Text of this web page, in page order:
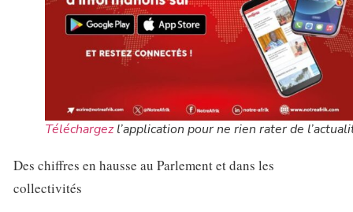
Téléchargezl’application pour ne rien rater de
Des chiffres en hausse au Parlement et dans les
collectivités